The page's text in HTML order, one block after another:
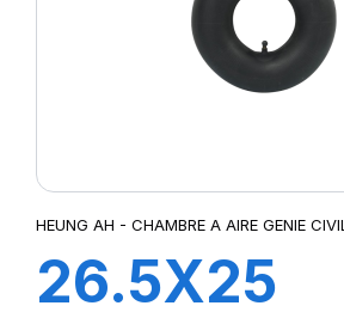
HEUNG AH - CHAMBRE A AIRE GENIE CIVIL
26.5X25